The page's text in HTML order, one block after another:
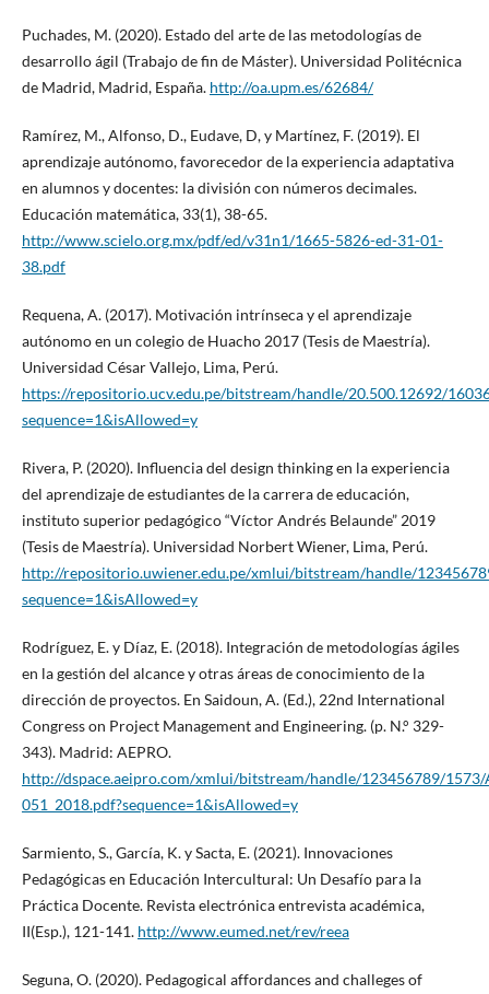
Puchades, M. (2020). Estado del arte de las metodologías de
desarrollo ágil (Trabajo de fin de Máster). Universidad Politécnica
de Madrid, Madrid, España. http://oa.upm.es/62684/
Ramírez, M., Alfonso, D., Eudave, D, y Martínez, F. (2019). El
aprendizaje autónomo, favorecedor de la experiencia adaptativa
en alumnos y docentes: la división con números decimales.
Educación matemática, 33(1), 38-65.
http://www.scielo.org.mx/pdf/ed/v31n1/1665-5826-ed-31-01-
38.pdf
Requena, A. (2017). Motivación intrínseca y el aprendizaje
autónomo en un colegio de Huacho 2017 (Tesis de Maestría).
Universidad César Vallejo, Lima, Perú.
https://repositorio.ucv.edu.pe/bitstream/handle/20.500.12692/
sequence=1&isAllowed=y
Rivera, P. (2020). Influencia del design thinking en la experiencia
del aprendizaje de estudiantes de la carrera de educación,
instituto superior pedagógico “Víctor Andrés Belaunde” 2019
(Tesis de Maestría). Universidad Norbert Wiener, Lima, Perú.
http://repositorio.uwiener.edu.pe/xmlui/bitstream/handle/
sequence=1&isAllowed=y
Rodríguez, E. y Díaz, E. (2018). Integración de metodologías ágiles
en la gestión del alcance y otras áreas de conocimiento de la
dirección de proyectos. En Saidoun, A. (Ed.), 22nd International
Congress on Project Management and Engineering. (p. N.° 329-
343). Madrid: AEPRO.
http://dspace.aeipro.com/xmlui/bitstream/handle/123456789/1573/
051_2018.pdf?sequence=1&isAllowed=y
Sarmiento, S., García, K. y Sacta, E. (2021). Innovaciones
Pedagógicas en Educación Intercultural: Un Desafío para la
Práctica Docente. Revista electrónica entrevista académica,
II(Esp.), 121-141. http://www.eumed.net/rev/reea
Seguna, O. (2020). Pedagogical affordances and challeges of